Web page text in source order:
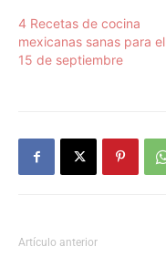
4 Recetas de cocina
mexicanas sanas para el
15 de septiembre
Artículo anterior